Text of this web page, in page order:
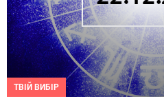
ТВІЙ ВИБІР